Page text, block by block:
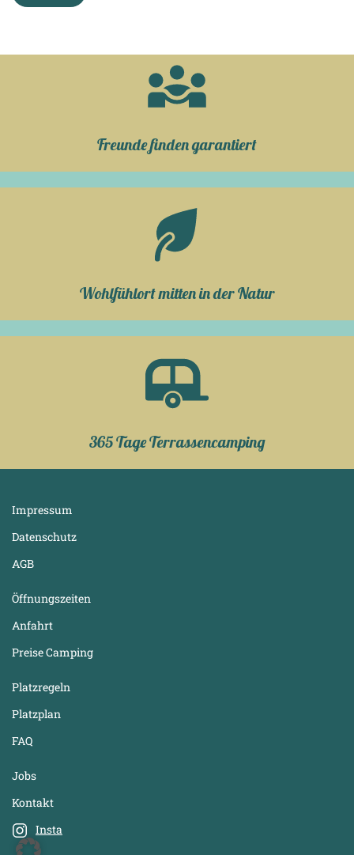
Freunde finden garantiert
Wohlfühlort mitten in der Natur
365 Tage Terrassencamping
Impressum
Datenschutz
AGB
Öffnungszeiten
Anfahrt
Preise Camping
Platzregeln
Platzplan
FAQ
Jobs
Kontakt
Insta